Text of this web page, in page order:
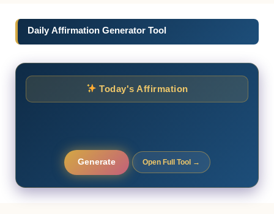
Daily Affirmation Generator Tool
Today's Affirmation
Generate Open Full Tool →